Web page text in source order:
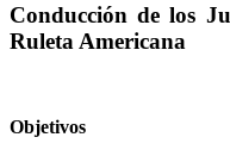
Conducción de los
Ruleta Americana
Objetivos